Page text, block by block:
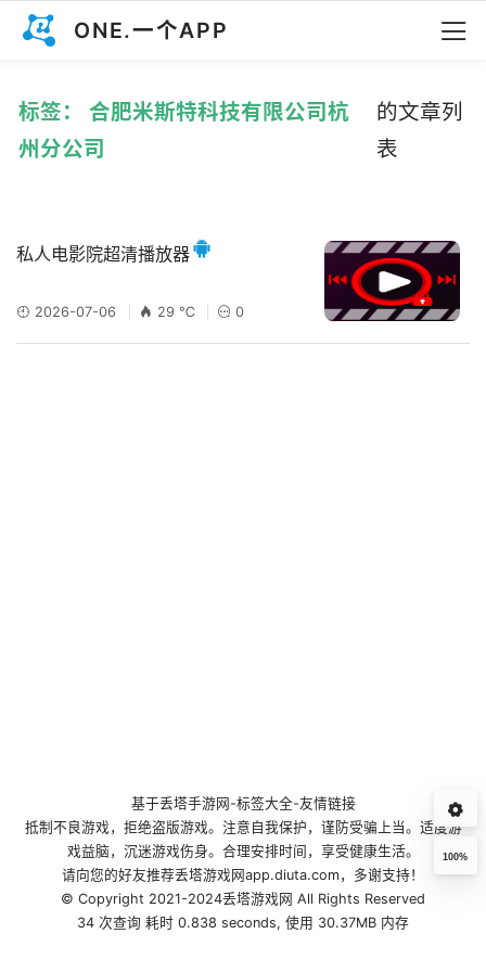
ONE.一个APP
标签： 合肥米斯特科技有限公司杭
州分公司
的文章列
表
私人电影院超清播放器
2026-07-06 29 ℃ 0
100%
基于丢塔手游网 -标签大全-友情链接
抵制不良游戏，拒绝盗版游戏。注意自我保护，谨防受骗上当。适度游
戏益脑，沉迷游戏伤身。合理安排时间，享受健康生活。
请向您的好友推荐丢塔游戏网app.diuta.com，多谢支持！
© Copyright 2021-2024丢塔游戏网 All Rights Reserved
34 次查询 耗时 0.838 seconds, 使用 30.37MB 内存